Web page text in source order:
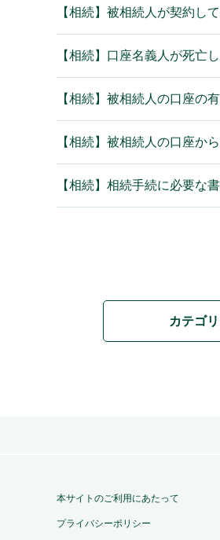
【相続】被相続人が契約し
【相続】口座名義人が死亡
【相続】被相続人の口座の
【相続】被相続人の口座か
【相続】相続手続に必要な
カテゴ
本サイトのご利用にあたって
プライバシーポリシー